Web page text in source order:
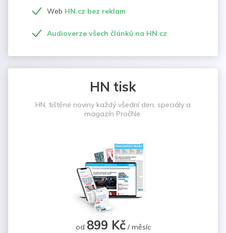
Web HN.cz bez reklam
Audioverze všech článků na HN.cz
HN tisk
HN, tištěné noviny každý všední den, speciály a
magazín PročNe.
od 899 Kč/ měsíc